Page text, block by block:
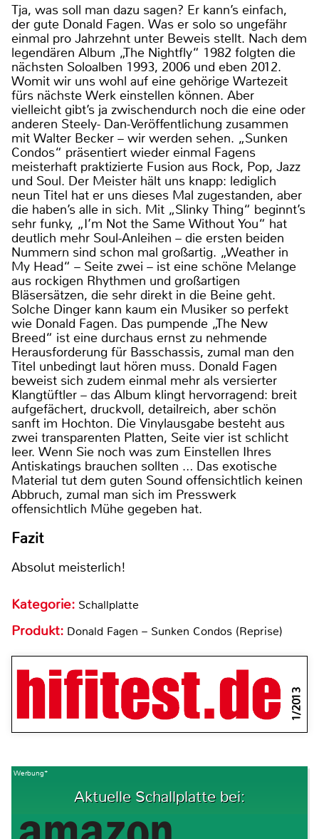
Tja, was soll man dazu sagen? Er kann’s einfach,
der gute Donald Fagen. Was er solo so ungefähr
einmal pro Jahrzehnt unter Beweis stellt. Nach dem
legendären Album „The Nightfly“ 1982 folgten die
nächsten Soloalben 1993, 2006 und eben 2012.
Womit wir uns wohl auf eine gehörige Wartezeit
fürs nächste Werk einstellen können. Aber
vielleicht gibt’s ja zwischendurch noch die eine oder
anderen Steely- Dan-Veröffentlichung zusammen
mit Walter Becker – wir werden sehen. „Sunken
Condos“ präsentiert wieder einmal Fagens
meisterhaft praktizierte Fusion aus Rock, Pop, Jazz
und Soul. Der Meister hält uns knapp: lediglich
neun Titel hat er uns dieses Mal zugestanden, aber
die haben’s alle in sich. Mit „Slinky Thing“ beginnt’s
sehr funky, „I’m Not the Same Without You“ hat
deutlich mehr Soul-Anleihen – die ersten beiden
Nummern sind schon mal großartig. „Weather in
My Head“ – Seite zwei – ist eine schöne Melange
aus rockigen Rhythmen und großartigen
Bläsersätzen, die sehr direkt in die Beine geht.
Solche Dinger kann kaum ein Musiker so perfekt
wie Donald Fagen. Das pumpende „The New
Breed“ ist eine durchaus ernst zu nehmende
Herausforderung für Basschassis, zumal man den
Titel unbedingt laut hören muss. Donald Fagen
beweist sich zudem einmal mehr als versierter
Klangtüftler – das Album klingt hervorragend: breit
aufgefächert, druckvoll, detailreich, aber schön
sanft im Hochton. Die Vinylausgabe besteht aus
zwei transparenten Platten, Seite vier ist schlicht
leer. Wenn Sie noch was zum Einstellen Ihres
Antiskatings brauchen sollten … Das exotische
Material tut dem guten Sound offensichtlich keinen
Abbruch, zumal man sich im Presswerk
offensichtlich Mühe gegeben hat.
Fazit
Absolut meisterlich!
Kategorie: Schallplatte
Produkt: Donald Fagen – Sunken Condos (Reprise)
1/2013
Werbung*
Aktuelle Schallplatte bei: